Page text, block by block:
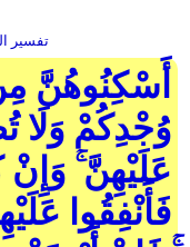
تفسير
أَسْكِنُوهُنَّ
وُجْدِكُمْ وَلَا
عَلَيْهِنَّ
فَأَنْفِقُوا